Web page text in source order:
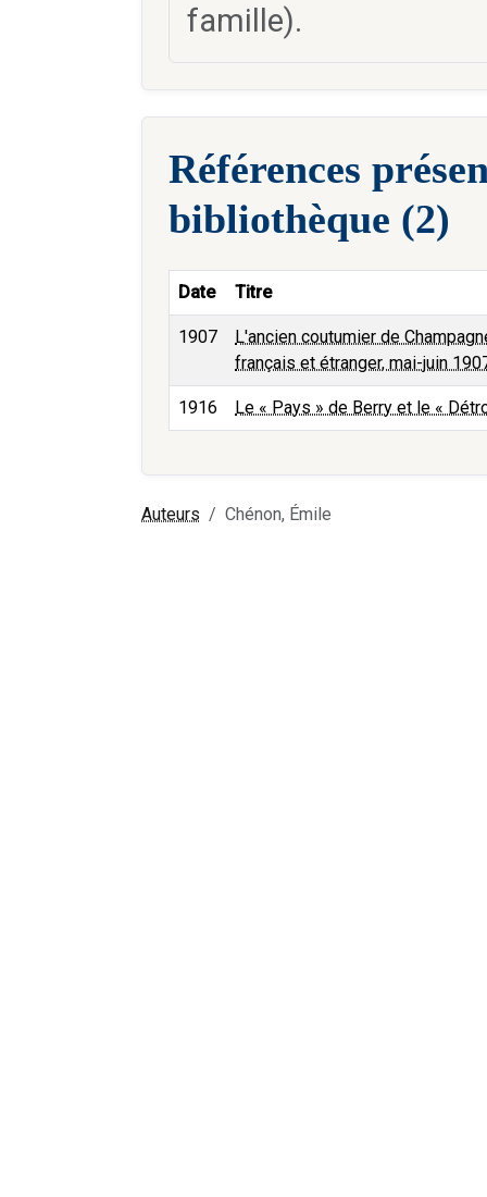
famille).
Références
bibliothèque (2)
Date Titre
1907
L'ancien coutumier de
français et étranger, mai-juin
1916 Le « Pays » de Berry et le «
Auteurs Chénon, Émile